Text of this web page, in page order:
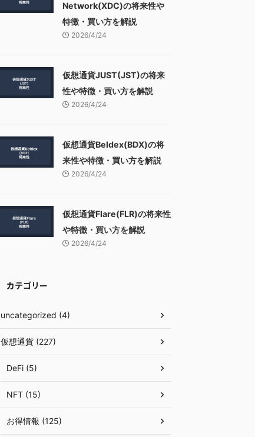
Network(XDC)の将来性や
特徴・買い方を解説
2026/4/24
仮想通貨JUST(JST)の将来
性や特徴・買い方を解説
2026/4/24
仮想通貨Beldex(BDX)の将
来性や特徴・買い方を解説
2026/4/24
仮想通貨Flare(FLR)の将来性
や特徴・買い方を解説
2026/4/24
カテゴリー
uncategorized (4)
仮想通貨 (227)
DeFi (5)
NFT (15)
お得情報 (125)